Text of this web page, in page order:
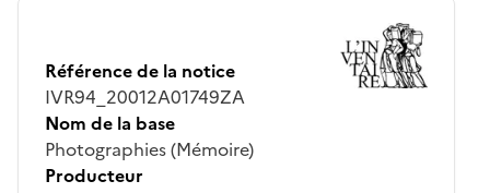
Référence de la notice
IVR94_20012A01749ZA
Nom de la base
Photographies (Mémoire)
Producteur